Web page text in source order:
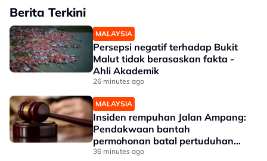
Berita Terkini
MALAYSIA
Persepsi negatif terhadap Bukit
Malut tidak berasaskan fakta -
Ahli Akademik
26 minutes ago
MALAYSIA
Insiden rempuhan Jalan Ampang:
Pendakwaan bantah
permohonan batal pertuduhan
bunuh
36 minutes ago